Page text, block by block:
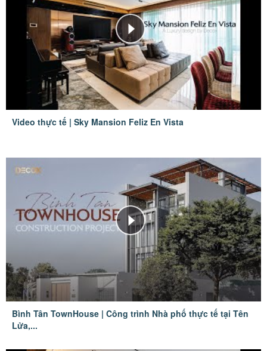
Video thực tế | Sky Mansion Feliz En Vista
Bình Tân TownHouse | Công trình Nhà phố thực tế tại Tên
Lửa,...